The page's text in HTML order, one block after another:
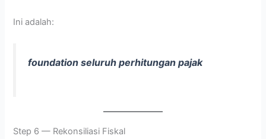
Ini adalah:
foundation seluruh perhitungan pajak
Step 6 — Rekonsiliasi Fiskal